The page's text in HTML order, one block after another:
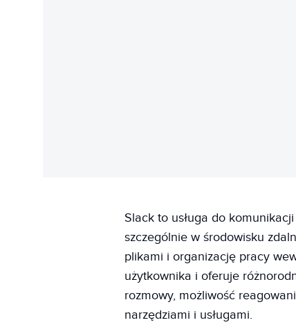
Slack to usługa do
szczególnie w środowisku
plikami i organizację pracy
użytkownika i oferuje
rozmowy, możliwość
narzędziami i usługami.